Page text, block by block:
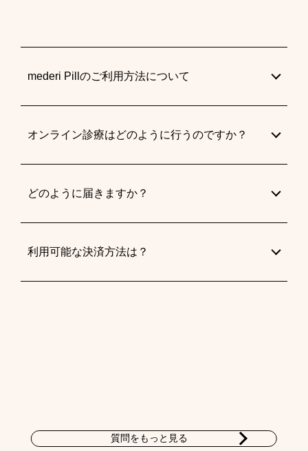
mederi Pillのご利用方法について
オンライン診療はどのように行うのですか？
どのように届きますか？
利用可能な決済方法は？
質問をもっと見る